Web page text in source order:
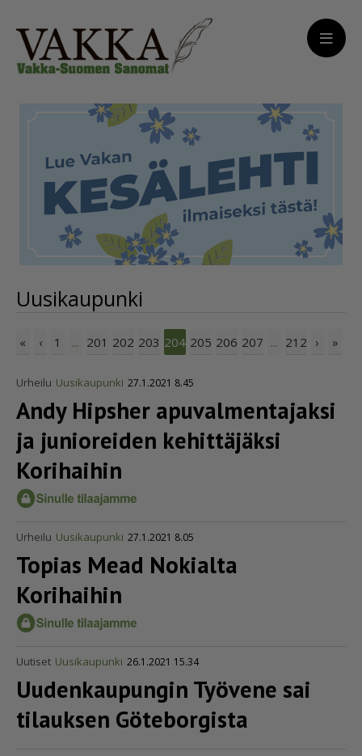
Uusikaupunki
« ‹ 1 ... 201 202 203 204 205 206 207 ... 212 › »
Urheilu Uusikaupunki 27.1.2021 8.45
Andy Hipsher apuval­men­ta­jaksi
ja junioreiden kehittäjäksi
Korihaihin
Urheilu Uusikaupunki 27.1.2021 8.05
Topias Mead Nokialta
Korihaihin
Uutiset Uusikaupunki 26.1.2021 15.34
Uudenkaupungin Työvene sai
tilauksen Göteborgista